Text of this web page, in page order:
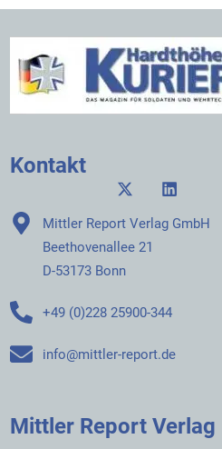
Kontakt
Mittler Report Verlag GmbH
Beethovenallee 21
D-53173 Bonn
+49 (0)228 25900-344
info@mittler-report.de
Mittler Report Verlag